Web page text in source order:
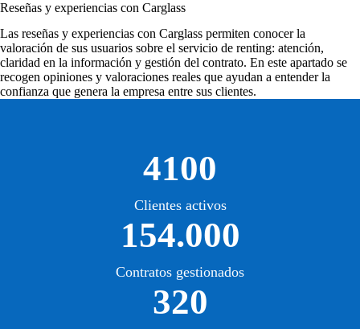
Reseñas y experiencias con Carglass
Las reseñas y experiencias con Carglass permiten conocer la
valoración de sus usuarios sobre el servicio de renting: atención,
claridad en la información y gestión del contrato. En este apartado se
recogen opiniones y valoraciones reales que ayudan a entender la
confianza que genera la empresa entre sus clientes.
4100
Clientes activos
154.000
Contratos gestionados
320